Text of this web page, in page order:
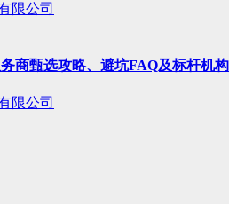
限公司
商甄选攻略、避坑FAQ及标杆机
限公司